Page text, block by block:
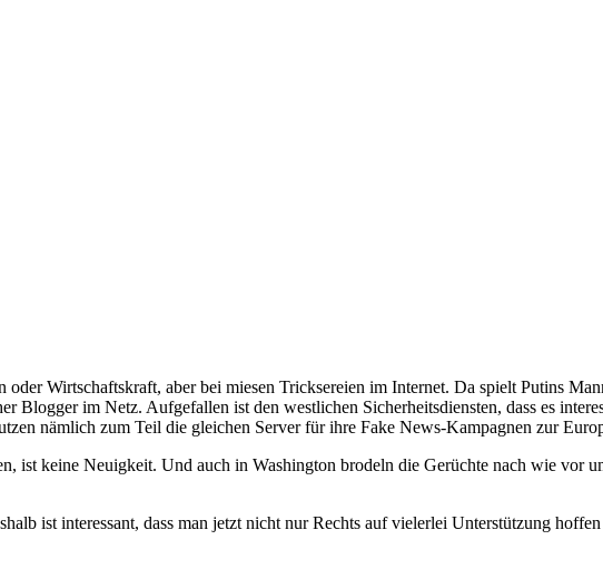
Wirtschaftskraft, aber bei miesen Tricksereien im Internet. Da spielt Putins
Blogger im Netz. Aufgefallen ist den westlichen Sicherheitsdiensten, dass es
nämlich zum Teil die gleichen Server für ihre Fake News-Kampagnen zur
ist keine Neuigkeit. Und auch in Washington brodeln die Gerüchte nach wie vor
ist interessant, dass man jetzt nicht nur Rechts auf vielerlei Unterstützung